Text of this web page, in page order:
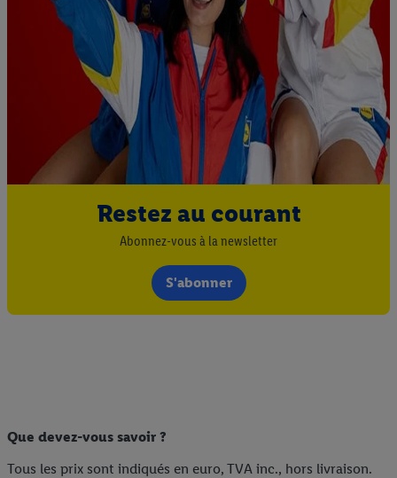
Restez au courant
Abonnez-vous à la newsletter
S'abonner
Que devez-vous savoir ?
Tous les prix sont indiqués en euro, TVA inc., hors livraison.